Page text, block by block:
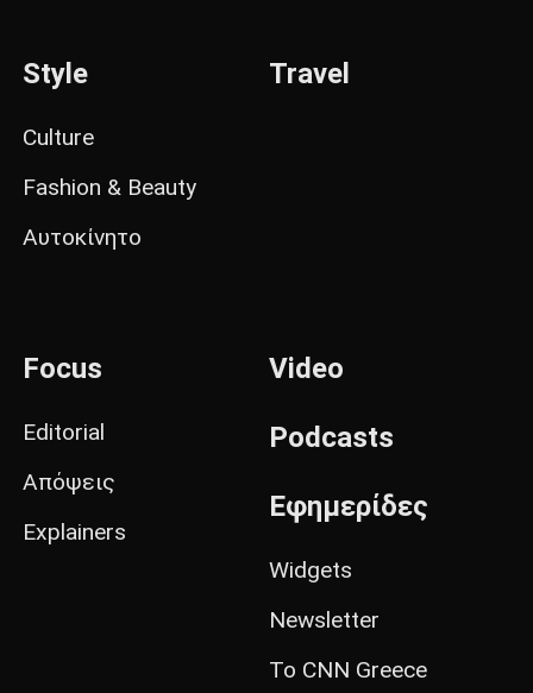
Style
Culture
Fashion & Beauty
Αυτοκίνητο
Travel
Focus
Editorial
Απόψεις
Explainers
Video
Podcasts
Εφημερίδες
Widgets
Newsletter
Το CNN Greece